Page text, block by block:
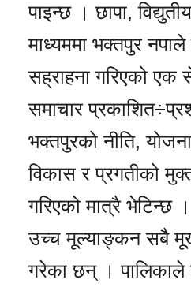
पाइन्छ । छापा,
माध्यममा भक्तपुर
सह्राहना गरिएको
समाचार
भक्तपुरको नीति,
विकास र प्रगतीको
गरिएको मात्रै भेटिन्छ
उच्च मूल्याङ्कन सबै
गरेका छन् । पालिकाले